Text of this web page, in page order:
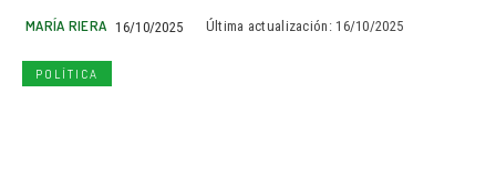
MARÍA RIERA 16/10/2025 Última actualización: 16/10/2025
POLÍTICA